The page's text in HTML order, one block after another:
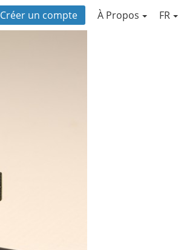
Créer un compte À Propos FR